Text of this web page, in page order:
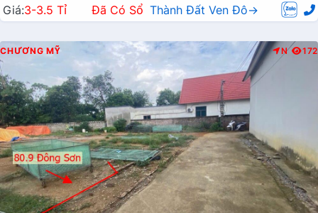
Giá:3-3.5 Tỉ Đã Có Sổ Thành Đất Ven Đô→
CHƯƠNG MỸ N 172